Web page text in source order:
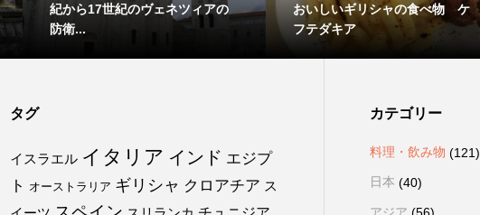
紀から17世紀のヴェネツィアの
防衛...
おいしいギリシャの食べ物 ケ
フテダキア
タグ
イスラエル イタリア インド エジプ
ト オーストラリア ギリシャ クロアチア ス
カテゴリー
料理・飲み物 (121)
日本 (40)
アジア (56)